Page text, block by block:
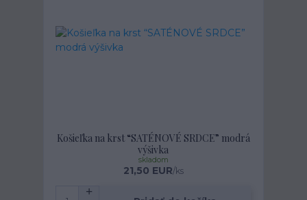
Košieľka na krst “SATÉNOVÉ SRDCE” modrá
výšivka
21,50 EUR/ks
skladom